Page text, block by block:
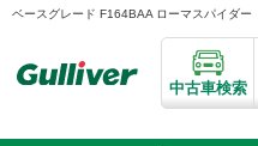
ベースグレード F164BAA ローマスパイダ
中古車検索